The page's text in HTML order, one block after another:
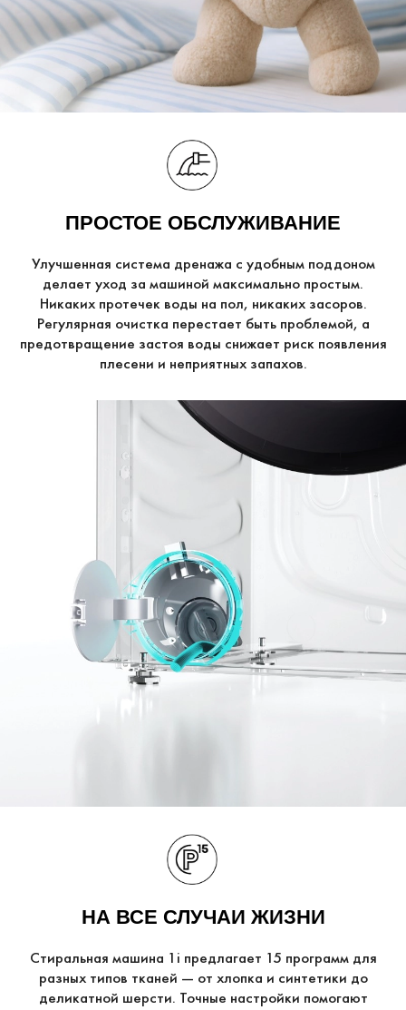
ПРОСТОЕ ОБСЛУЖИВАНИЕ
Улучшенная система дренажа с удобным поддоном
делает уход за машиной максимально простым.
Никаких протечек воды на пол, никаких засоров.
Регулярная очистка перестает быть проблемой, а
предотвращение застоя воды снижает риск появления
плесени и неприятных запахов.
НА ВСЕ СЛУЧАИ ЖИЗНИ
Стиральная машина 1i предлагает 15 программ для
разных типов тканей — от хлопка и синтетики до
деликатной шерсти. Точные настройки помогают